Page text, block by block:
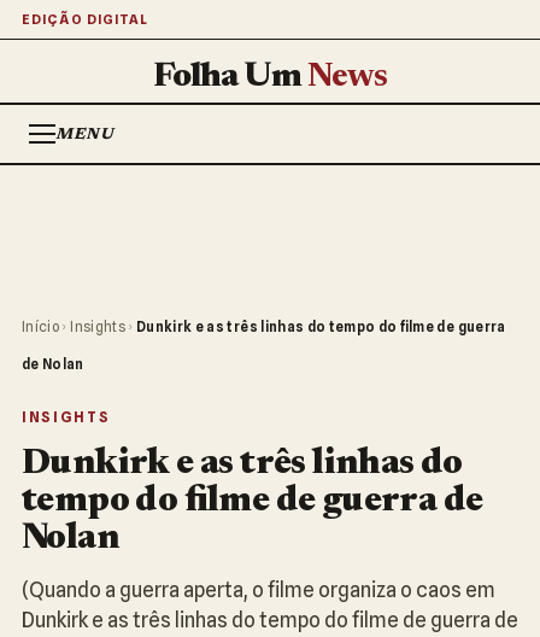
EDIÇÃO DIGITAL
Folha UmNews
MENU
Início › Insights › Dunkirk e as três linhas do tempo do filme de guerra
de Nolan
INSIGHTS
Dunkirk e as três linhas do
tempo do filme de guerra de
Nolan
(Quando a guerra aperta, o filme organiza o caos em
Dunkirk e as três linhas do tempo do filme de guerra de